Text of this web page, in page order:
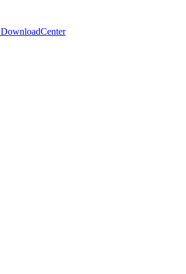
DownloadCenter